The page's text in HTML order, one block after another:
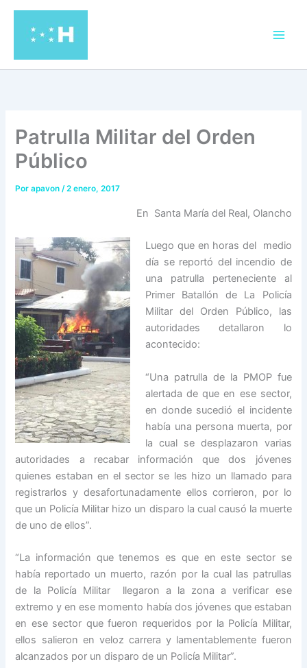
contenido
Patrulla Militar del Orden
Público
Porapavon/2 enero, 2017
En Santa María del Real, Olancho
Luego que en horas del medio
día se reportó del incendio de
una patrulla perteneciente al
Primer Batallón de La Policía
Militar del Orden Público, las
autoridades detallaron lo
acontecido:
“Una patrulla de la PMOP fue
alertada de que en ese sector,
en donde sucedió el incidente
había una persona muerta, por
la cual se desplazaron varias
autoridades a recabar información que dos jóvenes
quienes estaban en el sector se les hizo un llamado para
registrarlos y desafortunadamente ellos corrieron, por lo
que un Policía Militar hizo un disparo la cual causó la muerte
de uno de ellos”.
“La información que tenemos es que en este sector se
había reportado un muerto, razón por la cual las patrullas
de la Policía Militar llegaron a la zona a verificar ese
extremo y en ese momento había dos jóvenes que estaban
en ese sector que fueron requeridos por la Policía Militar,
ellos salieron en veloz carrera y lamentablemente fueron
alcanzados por un disparo de un Policía Militar”.